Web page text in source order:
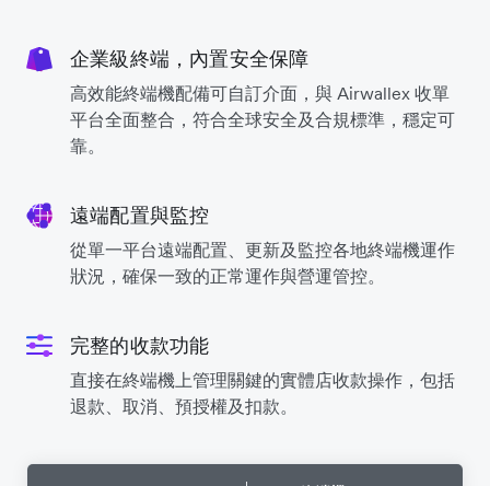
企業級終端，內置安全保障
高效能終端機配備可自訂介面，與 Airwallex 收單
平台全面整合，符合全球安全及合規標準，穩定可
靠。
遠端配置與監控
從單一平台遠端配置、更新及監控各地終端機運作
狀況，確保一致的正常運作與營運管控。
完整的收款功能
直接在終端機上管理關鍵的實體店收款操作，包括
退款、取消、預授權及扣款。